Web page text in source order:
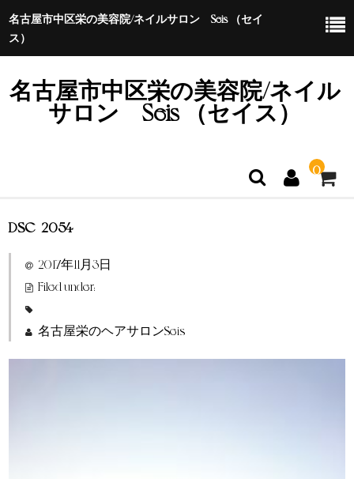
名古屋市中区栄の美容院/ネイルサロン Seis （セイ
ス）
名古屋市中区栄の美容院/ネイル
サロン Seis （セイス）
0
ホーム
特定商取引法に基づく表示
DSC_2054
2017年11月3日
Filed under:
名古屋栄のヘアサロンSeis